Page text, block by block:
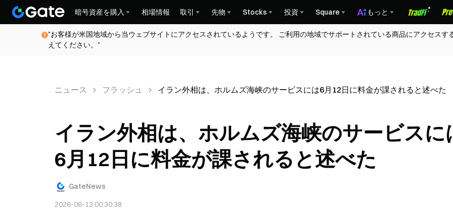
暗号資産を購入 相場情報 取引 先物 Stocks 投資 Square もっと
"お客様が米国地域から当ウェブサイトにアクセスされているようです。 ご利用の地域でサポートされている商品にアクセスす
えてください。"
ニュース フラッシュ イラン外相は、ホルムズ海峡のサービスには6月12日に料金が課されると述べた
イラン外相は、ホルムズ海峡のサービスに
6月12日に料金が課されると述べた
GateNews
2026-06-13 00:30:38